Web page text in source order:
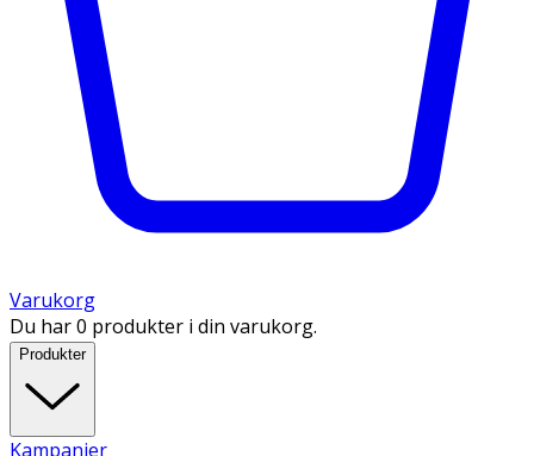
Varukorg
Du har 0 produkter i din varukorg.
Produkter
Kampanjer